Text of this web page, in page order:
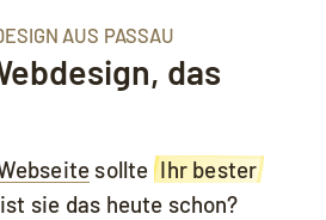
AUS PASSAU
das
sollte Ihr bester
sie das heute schon?